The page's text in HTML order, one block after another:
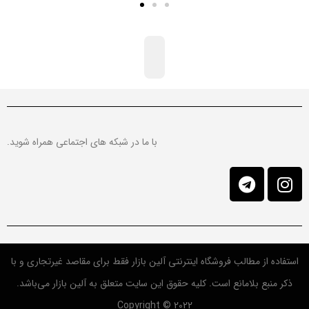
با ما در شبکه های اجتماعی همراه شوید.
استفاده از مطالب فروشگاه اینترنتی آلین بازار فقط برای مقاصد غیرتجاری و با
ذکر منبع بلامانع است. کلیه حقوق این سایت متعلق به آلین بازار می‌باشد.
Copyright © 2022